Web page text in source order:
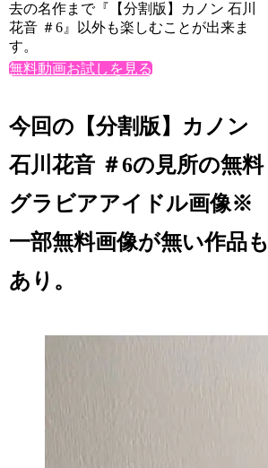
去の名作まで『【分割版】カノン 石川
花音 ＃6』以外も楽しむことが出来ま
す。
無料動画お試しを見る
今回の【分割版】カノン
石川花音 ＃6の見所の無料
グラビアアイドル画像※
一部無料画像が無い作品も
あり。